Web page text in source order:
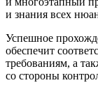
и знания всех
Успешное
обеспечит
требованиям, а
со стороны